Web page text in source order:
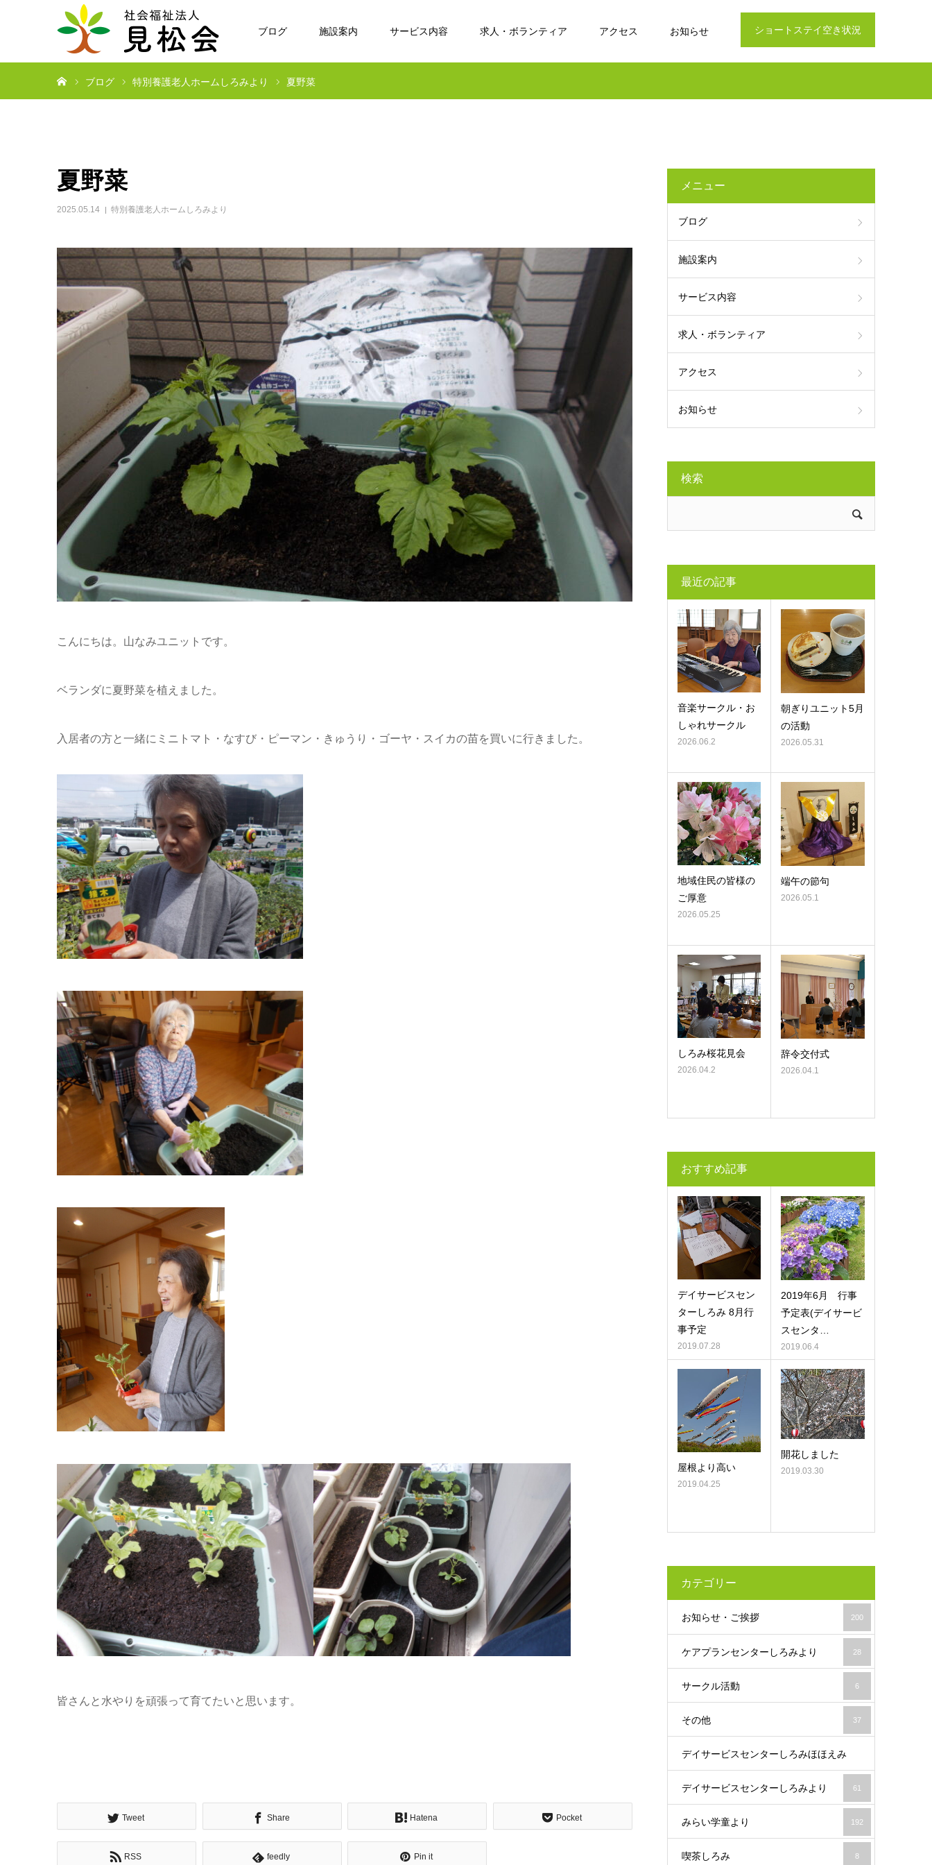
ショートステイ空き状況
ブログ 施設案内 サービス内容 求人・ボランティア アクセス お知らせ
ブログ 特別養護老人ホームしろみより 夏野菜
夏野菜
2025.05.14 特別養護老人ホームしろみより
こんにちは。山なみユニットです。
ベランダに夏野菜を植えました。
入居者の方と一緒にミニトマト・なすび・ピーマン・きゅうり・ゴーヤ・スイカの苗を買いに行きました。
皆さんと水やりを頑張って育てたいと思います。
Tweet Share Hatena Pocket
RSS feedly Pin it
メニュー
ブログ
施設案内
サービス内容
求人・ボランティア
アクセス
お知らせ
検索
最近の記事
音楽サークル・お
しゃれサークル
2026.06.2
朝ぎりユニット5月
の活動
2026.05.31
地域住民の皆様の
ご厚意
2026.05.25
端午の節句
2026.05.1
しろみ桜花見会
2026.04.2
辞令交付式
2026.04.1
おすすめ記事
デイサービスセン
ターしろみ 8月行
事予定
2019.07.28
2019年6月 行事
予定表(デイサービ
スセンタ…
2019.06.4
屋根より高い
2019.04.25
開花しました
2019.03.30
カテゴリー
お知らせ・ご挨拶 200
ケアプランセンターしろみより 28
サークル活動 6
その他 37
デイサービスセンターしろみほほえみ
19
デイサービスセンターしろみより 61
みらい学童より 192
喫茶しろみ 8